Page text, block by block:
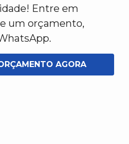
Entre em
um orçamento,
AGORA